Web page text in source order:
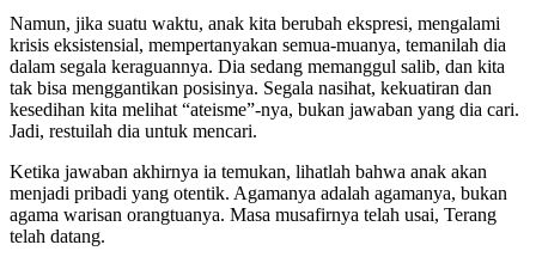
Namun, jika suatu waktu, anak kita berubah ekspresi, mengalami
krisis eksistensial, mempertanyakan semua-muanya, temanilah dia
dalam segala keraguannya. Dia sedang memanggul salib, dan kita
tak bisa menggantikan posisinya. Segala nasihat, kekuatiran dan
kesedihan kita melihat “ateisme”-nya, bukan jawaban yang dia cari.
Jadi, restuilah dia untuk mencari.
Ketika jawaban akhirnya ia temukan, lihatlah bahwa anak akan
menjadi pribadi yang otentik. Agamanya adalah agamanya, bukan
agama warisan orangtuanya. Masa musafirnya telah usai, Terang
telah datang.